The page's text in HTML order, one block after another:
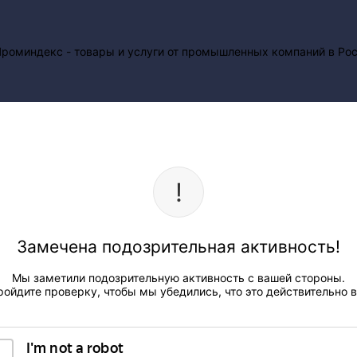
Замечена подозрительная активность!
Мы заметили подозрительную активность с вашей стороны.
проверку, чтобы мы убедились, что это действительно